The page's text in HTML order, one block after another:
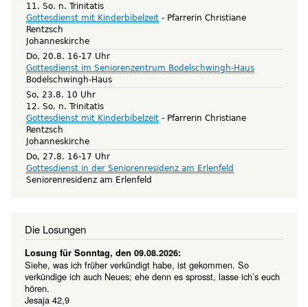
11. So. n. Trinitatis
Gottesdienst mit Kinderbibelzeit
Pfarrerin Christiane
Rentzsch
Johanneskirche
Do, 20.8. 16-17 Uhr
Gottesdienst im Seniorenzentrum Bodelschwingh-Haus
Bodelschwingh-Haus
So, 23.8. 10 Uhr
12. So. n. Trinitatis
Gottesdienst mit Kinderbibelzeit
Pfarrerin Christiane
Rentzsch
Johanneskirche
Do, 27.8. 16-17 Uhr
Gottesdienst in der Seniorenresidenz am Erlenfeld
Seniorenresidenz am Erlenfeld
Die Losungen
Losung für Sonntag, den 09.08.2026:
Siehe, was ich früher verkündigt habe, ist gekommen. So
verkündige ich auch Neues; ehe denn es sprosst, lasse ich’s euch
hören.
Jesaja 42,9